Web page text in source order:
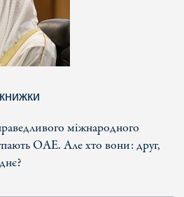
міжнародного
ОАЕ. Але хто вони: друг,